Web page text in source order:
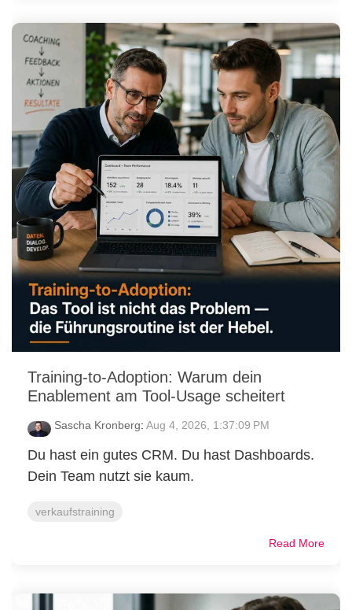
Training-to-Adoption: Warum dein
Enablement am Tool-Usage scheitert
Sascha Kronberg: Aug 4, 2026, 1:37:09 PM
Du hast ein gutes CRM. Du hast Dashboards.
Dein Team nutzt sie kaum.
verkaufstraining
Read More